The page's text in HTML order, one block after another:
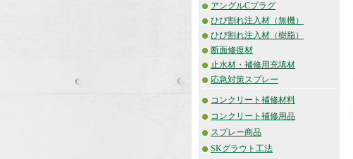
アングルCプラグ
ひび割れ注入材（無機）
ひび割れ注入材（樹脂）
断面修復材
止水材・補修用充填材
応急対策スプレー
コンクリート補修材料
コンクリート補修用品
スプレー商品
SKグラウト工法